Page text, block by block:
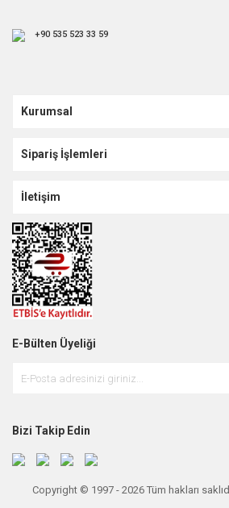
+90 535 523 33 59
Kurumsal
Sipariş İşlemleri
İletişim
E-Bülten Üyeliği
Bizi Takip Edin
Copyright © 1997 - 2026 Tüm hakları